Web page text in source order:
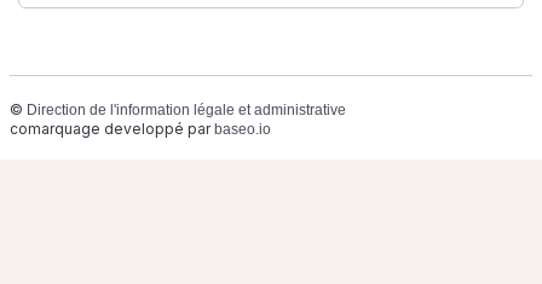
© Direction de l'information légale et administrative
comarquage developpé par baseo.io